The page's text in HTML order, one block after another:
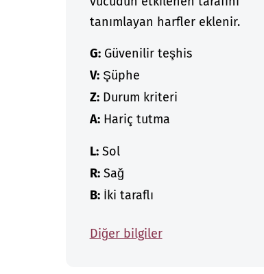
tanımlayan harfler eklenir.
G:Güvenilir teşhis
V:Şüphe
Z:Durum kriteri
A:Hariç tutma
L:Sol
R:Sağ
B:İki taraflı
Diğer bilgiler